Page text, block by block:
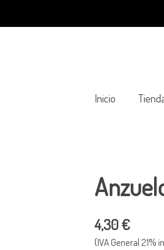
Inicio
4,30 €
(IVA General 21%